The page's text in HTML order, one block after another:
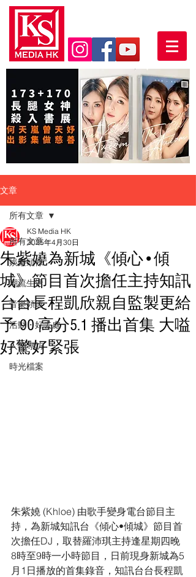
文章
所有文章
娛樂頭條
潮流生活
音樂頻道
活動・好去處
人物專訪
時光檔案
所有文章
朱紫嬈為新城《傾心•傾
城》節目首次擔任主持知訊
台台長程凱欣親自監製更給
予 90 高分5.1 播出首集 大嗌
好驚好緊張
KS Media HK
2025年4月30日
朱紫嬈 (Khloe) 由歌手變身電台節目主
持，為新城知訊台《傾心•傾城》節目首
次擔任DJ，取替羅沛琪主持逢星期四晚
8時至9時一小時節目，日前現身新城為5
月1日播放的首集錄音，知訊台台長程凱